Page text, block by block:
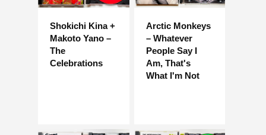
Shokichi Kina +
Makoto Yano –
The
Celebrations
Arctic Monkeys
– Whatever
People Say I
Am, That's
What I'm Not